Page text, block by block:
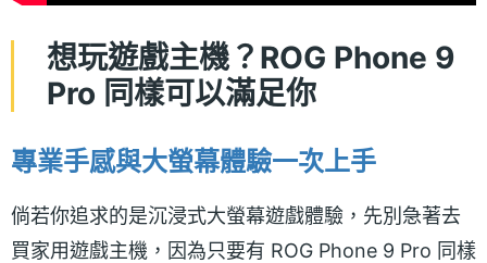
想玩遊戲主機？ROG Phone 9
Pro 同樣可以滿足你
專業手感與大螢幕體驗一次上手
倘若你追求的是沉浸式大螢幕遊戲體驗，先別急著去
買家用遊戲主機，因為只要有 ROG Phone 9 Pro 同樣